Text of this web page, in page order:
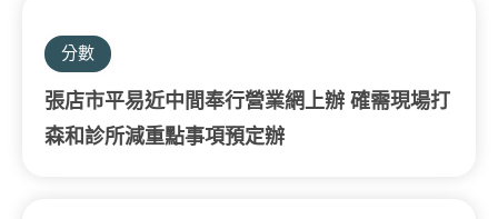
分數
張店市平易近中間奉行營業網上辦 確需現場打
森和診所減重點事項預定辦